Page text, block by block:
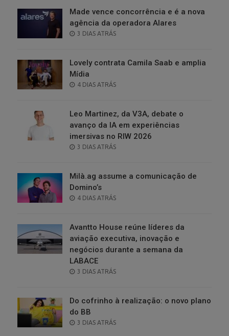
Made vence concorrência e é a nova
agência da operadora Alares
POSTED
3 DIAS ATRÁS
Lovely contrata Camila Saab e amplia
Mídia
POSTED
4 DIAS ATRÁS
Leo Martinez, da V3A, debate o
avanço da IA em experiências
imersivas no RIW 2026
POSTED
3 DIAS ATRÁS
Milà.ag assume a comunicação de
Domino’s
POSTED
4 DIAS ATRÁS
Avantto House reúne líderes da
aviação executiva, inovação e
negócios durante a semana da
LABACE
POSTED
3 DIAS ATRÁS
Do cofrinho à realização: o novo plano
do BB
POSTED
3 DIAS ATRÁS